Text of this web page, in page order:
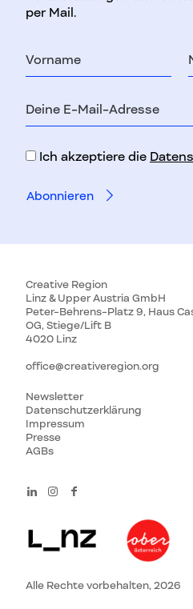
per Mail.
Mail-
Ich akzeptiere die
Creative Region
Linz & Upper Austria GmbH
Peter-Behrens-Platz 9, Haus
OG, Stiege/Lift B
4020 Linz
office@creativeregion.org
Newsletter
Datenschutzerklärung
Impressum
Presse
AGBs
Alle Rechte vorbehalten, 2026